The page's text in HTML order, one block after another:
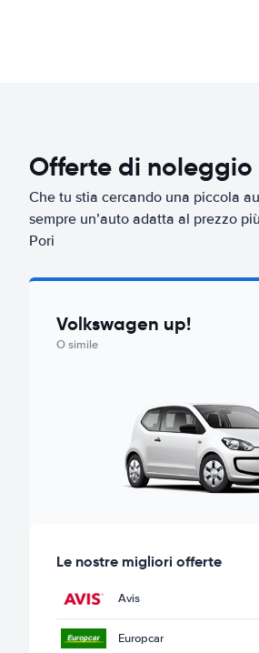
Offerte di noleggio
Che tu stia cercando una piccola
sempre un’auto adatta al prezzo
Pori
Volkswagen up!
O simile
Le nostre migliori offerte
Avis
Europcar